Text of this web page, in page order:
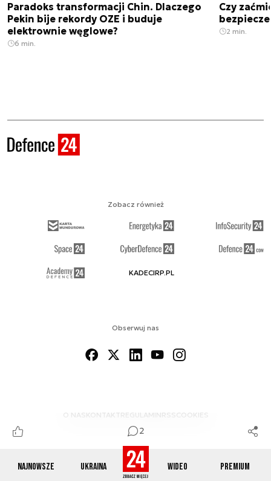
Najnowsze Ukraina Wideo Premium
2
Paradoks transformacji Chin. Dlaczego
Pekin bije rekordy OZE i buduje
elektrownie węglowe?
6 min.
Czy
2 min.
Obserwuj nas
O NAS KONTAKTREGULAMINRSS COOKIES
Zobacz również
KADECIRP.PL
© 2012-2026 DEFENCE24